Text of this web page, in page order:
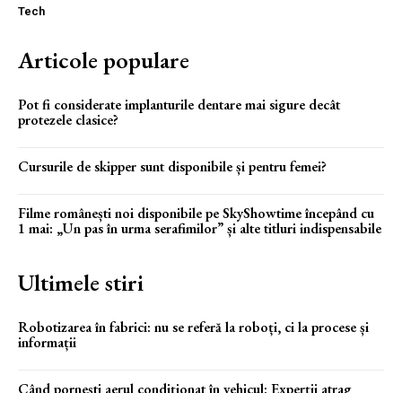
Tech
Articole populare
Pot fi considerate implanturile dentare mai sigure decât
protezele clasice?
Cursurile de skipper sunt disponibile și pentru femei?
Filme românești noi disponibile pe SkyShowtime începând cu
1 mai: „Un pas în urma serafimilor” și alte titluri indispensabile
Ultimele stiri
Robotizarea în fabrici: nu se referă la roboți, ci la procese și
informații
Când pornești aerul condiționat în vehicul: Experții atrag